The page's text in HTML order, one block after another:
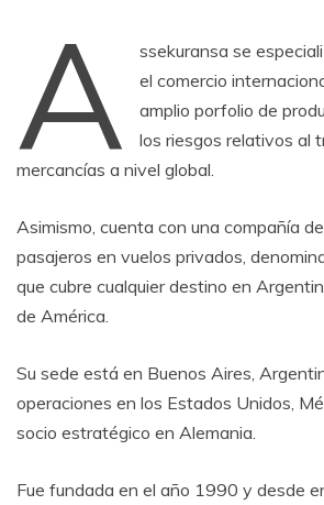
A
ssekuransa se
el comercio
amplio porfolio de
los riesgos relativos al
mercancías a nivel global.
Asimismo, cuenta con una compañía
pasajeros en vuelos privados,
que cubre cualquier destino en
de América.
Su sede está en Buenos Aires,
operaciones en los Estados Unidos,
socio estratégico en Alemania.
Fue fundada en el año 1990 y desde